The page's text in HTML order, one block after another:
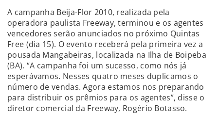
A campanha Beija-Flor 2010, realizada pela
operadora paulista Freeway, terminou e os agentes
vencedores serão anunciados no próximo Quintas
Free (dia 15). O evento receberá pela primeira vez a
pousada Mangabeiras, localizada na Ilha de Boipeba
(BA). “A campanha foi um sucesso, como nós já
esperávamos. Nesses quatro meses duplicamos o
número de vendas. Agora estamos nos preparando
para distribuir os prêmios para os agentes”, disse o
diretor comercial da Freeway, Rogério Botasso.